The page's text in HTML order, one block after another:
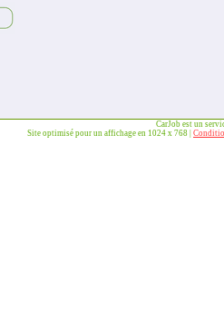
CarJob est un
Site optimisé pour un affichage en 1024 x 768 |